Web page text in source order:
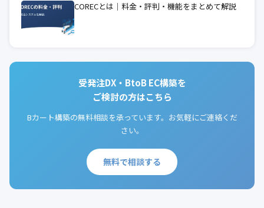
CORECとは｜料金・評判・機能をまとめて解説
受発注DX・BtoB EC構築を
ご検討の方はこちら
Bカート構築の無料相談を承っています。お気軽にご連絡くだ
さい。
無料で相談する